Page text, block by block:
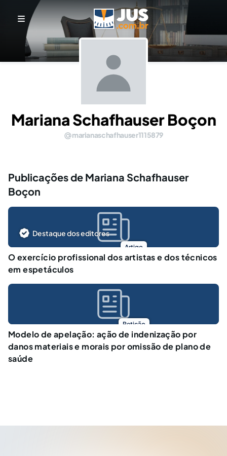
Mariana Schafhauser Boçon
marianaschafhauser1115879
Publicações de Mariana Schafhauser
Boçon
Artigo
Destaque dos editores
O exercício profissional dos artistas e dos técnicos
em espetáculos
Petição
Modelo de apelação: ação de indenização por
danos materiais e morais por omissão de plano de
saúde